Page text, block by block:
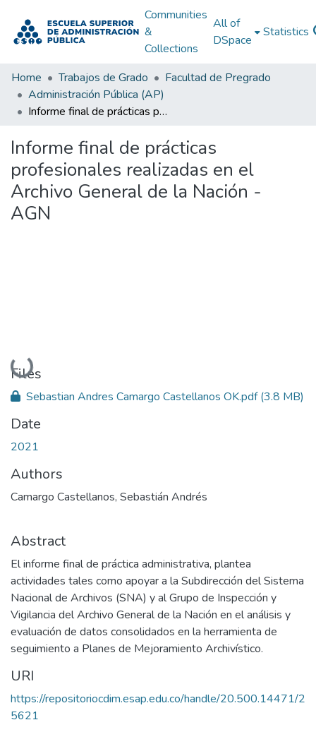
Communities
&
Collections
All of
DSpace
Statistics
Home Trabajos de Grado
Facultad de Pregrado
Administración Pública (AP)
Informe final de prácticas profesionales realizadas en el Archivo General de la Nación - AGN
Informe final de prácticas
profesionales realizadas en el
Archivo General de la Nación -
AGN
Loading...
Files
Sebastian Andres Camargo Castellanos OK.pdf(3.8 MB)
Date
2021
Authors
Camargo Castellanos, Sebastián Andrés
Abstract
El informe final de práctica administrativa, plantea
actividades tales como apoyar a la Subdirección del Sistema
Nacional de Archivos (SNA) y al Grupo de Inspección y
Vigilancia del Archivo General de la Nación en el análisis y
evaluación de datos consolidados en la herramienta de
seguimiento a Planes de Mejoramiento Archivístico.
URI
https://repositoriocdim.esap.edu.co/handle/20.500.14471/2
5621